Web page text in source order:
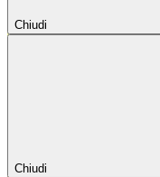
Chiudi
Chiudi